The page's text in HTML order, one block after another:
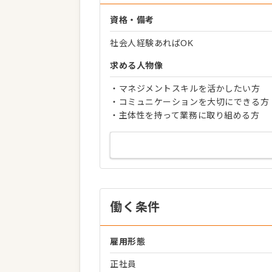
資格・備考
社会人経験あればOK
求める人物像
・マネジメントスキルを活かしたい方
・コミュニケーションを大切にできる方
・主体性を持って業務に取り組める方
働く条件
雇用形態
正社員